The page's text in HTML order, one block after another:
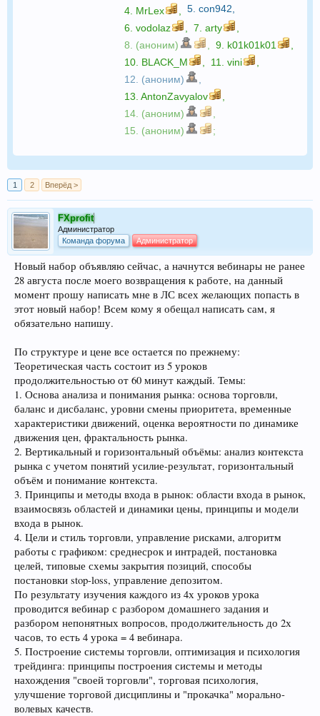
4. MrLex 5. con942
6. vodolaz 7. arty
8. (аноним)
9. k01k01k01
10. BLACK_M 11. vini
12. (аноним)
13. AntonZavyalov
14. (аноним)
15. (аноним)
;
1 2 Вперёд >
FXprofit
Администратор
Команда форума
Администратор
Новый набор объявляю сейчас, а начнутся вебинары не ранее
28 августа после моего возвращения к работе, на данный
момент прошу написать мне в ЛС всех желающих попасть в
этот новый набор! Всем кому я обещал написать сам, я
обязательно напишу.
По структуре и цене все остается по прежнему:
Теоретическая часть состоит из 5 уроков
продолжительностью от 60 минут каждый. Темы:
1. Основа анализа и понимания рынка: основа торговли,
баланс и дисбаланс, уровни смены приоритета, временные
характеристики движений, оценка вероятности по динамике
движения цен, фрактальность рынка.
2. Вертикальный и горизонтальный объёмы: анализ контекста
рынка с учетом понятий усилие-результат, горизонтальный
объём и понимание контекста.
3. Принципы и методы входа в рынок: области входа в рынок,
взаимосвязь областей и динамики цены, принципы и модели
входа в рынок.
4. Цели и стиль торговли, управление рисками, алгоритм
работы с графиком: среднесрок и интрадей, постановка
целей, типовые схемы закрытия позиций, способы
постановки stop-loss, управление депозитом.
По результату изучения каждого из 4х уроков урока
проводится вебинар с разбором домашнего задания и
разбором непонятных вопросов, продолжительность до 2х
часов, то есть 4 урока = 4 вебинара.
5. Построение системы торговли, оптимизация и психология
трейдинга: принципы построения системы и методы
нахождения "своей торговли", торговая психология,
улучшение торговой дисциплины и "прокачка" морально-
волевых качеств.